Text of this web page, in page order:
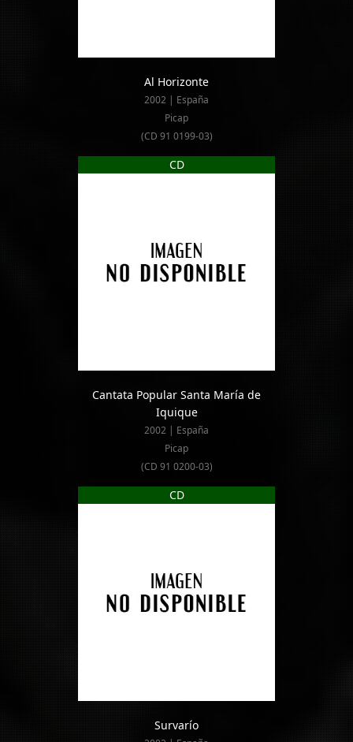
Al Horizonte
2002 | España
Picap
(CD 91 0199-03)
CD
Cantata Popular Santa María de
Iquique
2002 | España
Picap
(CD 91 0200-03)
CD
Survarío